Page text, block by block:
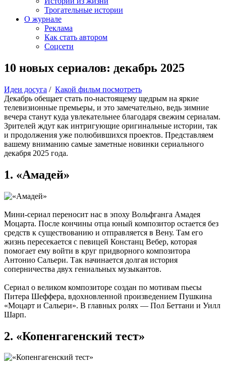
Трогательные истории
О журнале
Реклама
Как стать автором
Соцсети
10 новых сериалов: декабрь 2025
Идеи досуга / Какой фильм посмотреть
Декабрь обещает стать по-настоящему щедрым на яркие
телевизионные премьеры, и это замечательно, ведь зимние
вечера станут куда увлекательнее благодаря свежим сериалам.
Зрителей ждут как интригующие оригинальные истории, так
и продолжения уже полюбившихся проектов. Представляем
вашему вниманию самые заметные новинки сериального
декабря 2025 года.
1. «Амадей»
Мини-сериал переносит нас в эпоху Вольфганга Амадея
Моцарта. После кончины отца юный композитор остается без
средств к существованию и отправляется в Вену. Там его
жизнь пересекается с певицей Констанц Вебер, которая
помогает ему войти в круг придворного композитора
Антонио Сальери. Так начинается долгая история
соперничества двух гениальных музыкантов.
Сериал о великом композиторе создан по мотивам пьесы
Питера Шеффера, вдохновленной произведением Пушкина
«Моцарт и Сальери». В главных ролях — Пол Беттани и Уилл
Шарп.
2. «Копенгагенский тест»